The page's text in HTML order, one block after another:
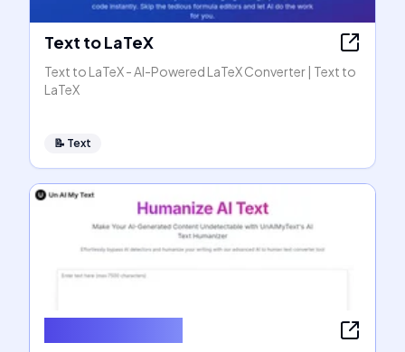
Text to LaTeX
Text to LaTeX - AI-Powered LaTeX Converter | Text to
LaTeX
📝 Text